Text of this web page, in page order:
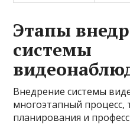
Этапы
системы
Внедрение системы
многоэтапный
планирования и